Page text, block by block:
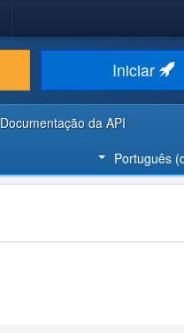
Iniciar
Documentação da API
Português